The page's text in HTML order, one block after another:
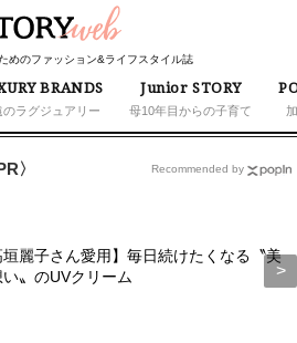
めのファッション&ライフスタイル誌
BRANDS
のラグジュアリー
Junior STORY
母10年目からの子育て
〉
垣麗子さん愛用】毎日続けたくなる〝美
い〟のUVクリーム
Recommended by